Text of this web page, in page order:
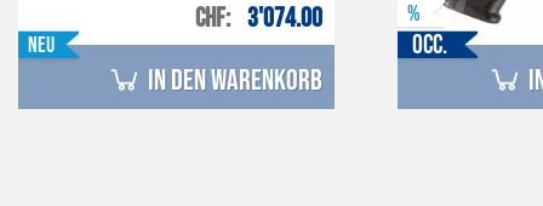
Neu
CHF 3'074.00
in den Warenkorb
%
Occ.